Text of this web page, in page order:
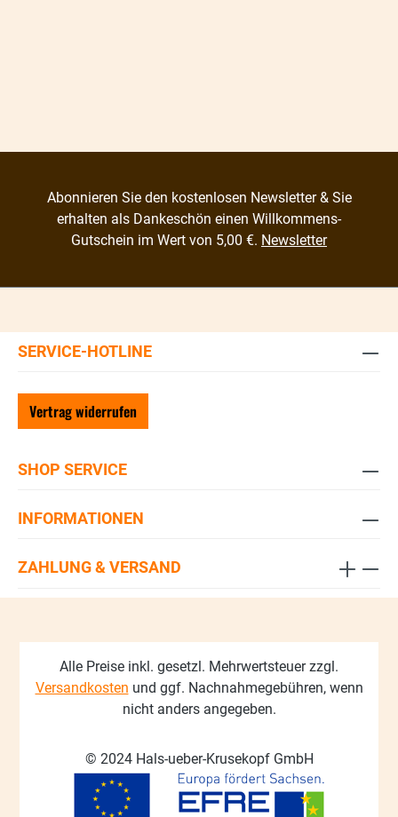
Abonnieren Sie den kostenlosen Newsletter & Sie
erhalten als Dankeschön einen Willkommens-
Gutschein im Wert von 5,00 €. Newsletter
SERVICE-HOTLINE
Vertrag widerrufen
SHOP SERVICE
INFORMATIONEN
ZAHLUNG & VERSAND
Alle Preise inkl. gesetzl. Mehrwertsteuer zzgl.
Versandkosten und ggf. Nachnahmegebühren, wenn
nicht anders angegeben.
© 2024 Hals-ueber-Krusekopf GmbH